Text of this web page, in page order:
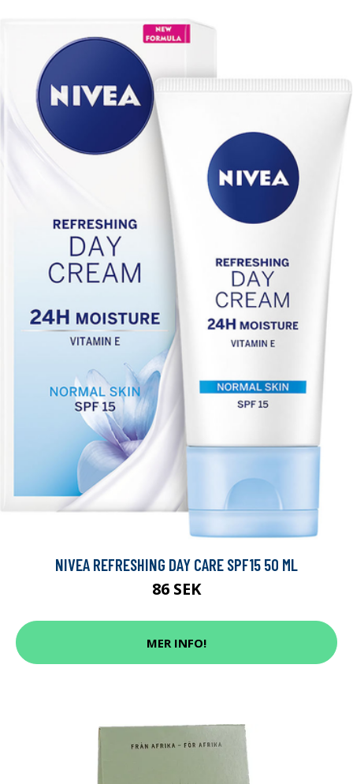
NIVEA REFRESHING DAY CARE SPF15 50 ML
86 SEK
MER INFO!